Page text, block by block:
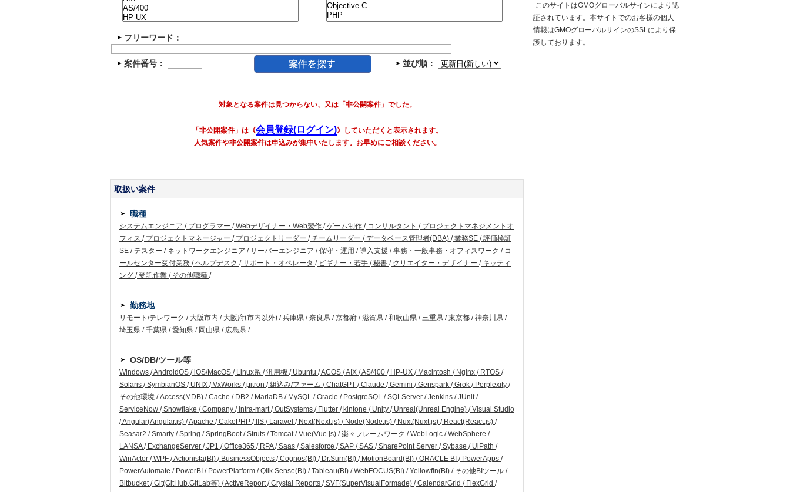
フリーワード：
案件番号： 並び順：
対象となる案件は見つからない、又は「非公開案件」でした。
「非公開案件」は《会員登録(ログイン)》していただくと表示されます。
人気案件や非公開案件は申込みが集中いたします。お早めにご相談ください。
取扱い案件
職種
システムエンジニア /プログラマー /Webデザイナー・Web製作 /ゲーム制作 /コンサルタント /プロジェクトマネジメントオ
フィス /プロジェクトマネージャー /プロジェクトリーダー /チームリーダー /データベース管理者(DBA) /業務SE /評価検証
SE /テスター /ネットワークエンジニア /サーバーエンジニア /保守・運用 /導入支援 /事務・一般事務・オフィスワーク /コ
ールセンター受付業務 /ヘルプデスク /サポート・オペレータ /ビギナー・若手 /秘書 /クリエイター・デザイナー /キッティ
ング /受託作業 /その他職種 /
勤務地
リモート/テレワーク /大阪市内 /大阪府(市内以外) /兵庫県 /奈良県 /京都府 /滋賀県 /和歌山県 /三重県 /東京都 /神奈川県 /
埼玉県 /千葉県 /愛知県 /岡山県 /広島県 /
OS/DB/ツール等
Windows /AndroidOS /iOS/MacOS /Linux系 /汎用機 /Ubuntu /ACOS /AIX /AS/400 /HP-UX /Macintosh /Nginx /RTOS /
Solaris /SymbianOS /UNIX /VxWorks /μitron /組込み/ファーム /ChatGPT /Claude /Gemini /Genspark /Grok /Perplexity /
その他環境 /Access(MDB) /Cache /DB2 /MariaDB /MySQL /Oracle /PostgreSQL /SQLServer /Jenkins /JUnit/
ServiceNow /Snowflake /Company /intra-mart/OutSystems /Flutter /kintone /Unity /Unreal(Unreal Engine) /Visual Studio
/Angular(Angular.js) /Apache /CakePHP /IIS /Laravel /Next(Next.js) /Node(Node.js) /Nuxt(Nuxt.js) /React(React.js) /
Seasar2 /Smarty /Spring /SpringBoot/Struts /Tomcat/Vue(Vue.js) /楽々フレームワーク /WebLogic /WebSphere /
LANSA/ExchangeServer /JP1 /Office365 /RPA/Saas /Salesforce /SAP /SAS /SharePoint Server /Sybase /UiPath /
WinActor /WPF /Actionista(BI) /BusinessObjects /Cognos(BI) /Dr.Sum(BI) /MotionBoard(BI) /ORACLE BI /PowerApps /
PowerAutomate /PowerBI /PowerPlatform /Qlik Sense(BI) /Tableau(BI) /WebFOCUS(BI) /Yellowfin(BI) /その他BIツール /
Bitbucket/Git(GitHub,GitLab等) /ActiveReport/Crystal Reports /SVF(SuperVisualFormade) /CalendarGrid /FlexGrid /
このサイトはGMOグローバルサインにより認
証されています。本サイトでのお客様の個人
情報はGMOグローバルサインのSSLにより保
護しております。